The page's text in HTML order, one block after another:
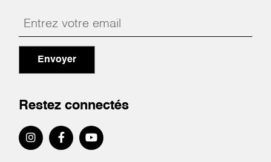
Envoyer
Restez connectés